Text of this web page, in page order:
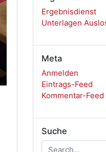
Ergebnisdienst
Unterlagen
Meta
Anmelden
Eintrags-Feed
Kommentar-Feed
Suche